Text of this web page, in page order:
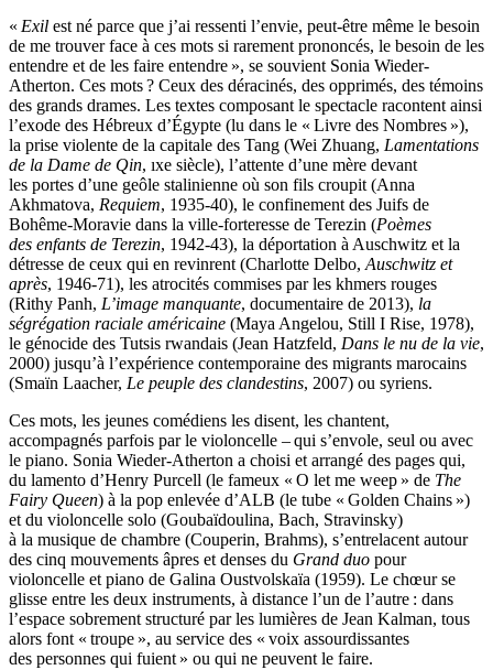
« Exil est né parce que j’ai ressenti l’envie, peut-être même le besoin
de me trouver face à ces mots si rarement prononcés, le besoin de les
entendre et de les faire entendre », se souvient Sonia Wieder-
Atherton. Ces mots ? Ceux des déracinés, des opprimés, des témoins
des grands drames. Les textes composant le spectacle racontent ainsi
l’exode des Hébreux d’Égypte (lu dans le « Livre des Nombres »),
la prise violente de la capitale des Tang (Wei Zhuang, Lamentations
de la Dame de Qin, ıxe siècle), l’attente d’une mère devant
les portes d’une geôle stalinienne où son fils croupit (Anna
Akhmatova, Requiem, 1935-40), le confinement des Juifs de
Bohême-Moravie dans la ville-forteresse de Terezin (Poèmes
des enfants de Terezin, 1942-43), la déportation à Auschwitz et la
détresse de ceux qui en revinrent (Charlotte Delbo,Auschwitz et
après, 1946-71), les atrocités commises par les khmers rouges
(Rithy Panh, L’image manquante, documentaire de 2013), la
ségrégation raciale américaine (Maya Angelou, Still I Rise, 1978),
le génocide des Tutsis rwandais (Jean Hatzfeld, Dans le nu de la vie,
2000) jusqu’à l’expérience contemporaine des migrants marocains
(Smaïn Laacher, Le peuple des clandestins, 2007) ou syriens.
Ces mots, les jeunes comédiens les disent, les chantent,
accompagnés parfois par le violoncelle – qui s’envole, seul ou avec
le piano. Sonia Wieder-Atherton a choisi et arrangé des pages qui,
du lamento d’Henry Purcell (le fameux « O let me weep » de The
Fairy Queen) à la pop enlevée d’ALB (le tube « Golden Chains »)
et du violoncelle solo (Goubaïdoulina, Bach, Stravinsky)
à la musique de chambre (Couperin, Brahms), s’entrelacent autour
des cinq mouvements âpres et denses du Grand duo pour
violoncelle et piano de Galina Oustvolskaïa (1959). Le chœur se
glisse entre les deux instruments, à distance l’un de l’autre : dans
l’espace sobrement structuré par les lumières de Jean Kalman, tous
alors font « troupe », au service des « voix assourdissantes
des personnes qui fuient » ou qui ne peuvent le faire.